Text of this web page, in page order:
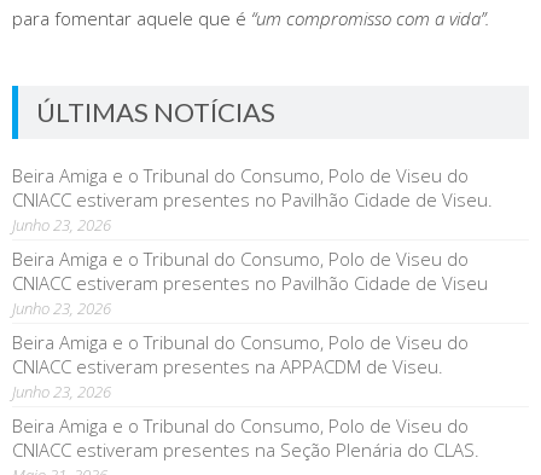
para fomentar aquele que é “um compromisso com a vida”.
ÚLTIMAS NOTÍCIAS
Beira Amiga e o Tribunal do Consumo, Polo de Viseu do
CNIACC estiveram presentes no Pavilhão Cidade de Viseu.
Junho 23, 2026
Beira Amiga e o Tribunal do Consumo, Polo de Viseu do
CNIACC estiveram presentes no Pavilhão Cidade de Viseu
Junho 23, 2026
Beira Amiga e o Tribunal do Consumo, Polo de Viseu do
CNIACC estiveram presentes na APPACDM de Viseu.
Junho 23, 2026
Beira Amiga e o Tribunal do Consumo, Polo de Viseu do
CNIACC estiveram presentes na Seção Plenária do CLAS.